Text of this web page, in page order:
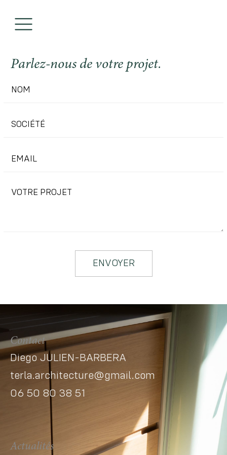
Contact
Diego JULIEN-BARBERA
terla.architecture@gmail.com
06 50 80 38 51
Actualités
Parlez-nous de votre projet.
ENVOYER